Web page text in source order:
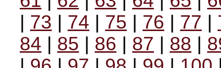
| 73 | 74 | 75 | 76 | 77 |
84 | 85 | 86 | 87 | 88 |